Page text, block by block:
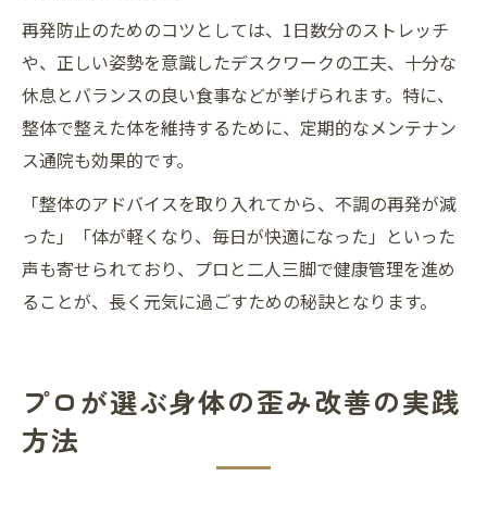
再発防止のためのコツとしては、1日数分のストレッチ
や、正しい姿勢を意識したデスクワークの工夫、十分な
休息とバランスの良い食事などが挙げられます。特に、
整体で整えた体を維持するために、定期的なメンテナン
ス通院も効果的です。
「整体のアドバイスを取り入れてから、不調の再発が減
った」「体が軽くなり、毎日が快適になった」といった
声も寄せられており、プロと二人三脚で健康管理を進め
ることが、長く元気に過ごすための秘訣となります。
プロが選ぶ身体の歪み改善の実践
方法